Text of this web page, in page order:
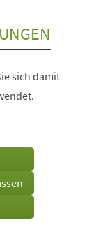
sich damit